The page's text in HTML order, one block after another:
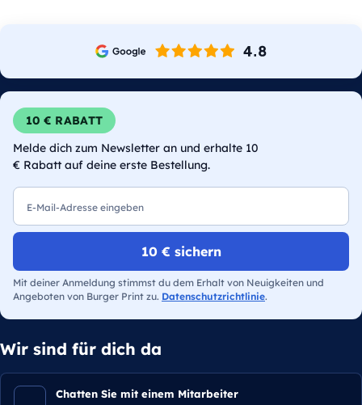
10 € RABATT
Melde dich zum Newsletter an und erhalte 10
€ Rabatt auf deine erste Bestellung.
10 € sichern
Mit deiner Anmeldung stimmst du dem Erhalt von Neuigkeiten und
Angeboten von Burger Print zu. Datenschutzrichtlinie.
Wir sind für dich da
Chatten Sie mit einem Mitarbeiter